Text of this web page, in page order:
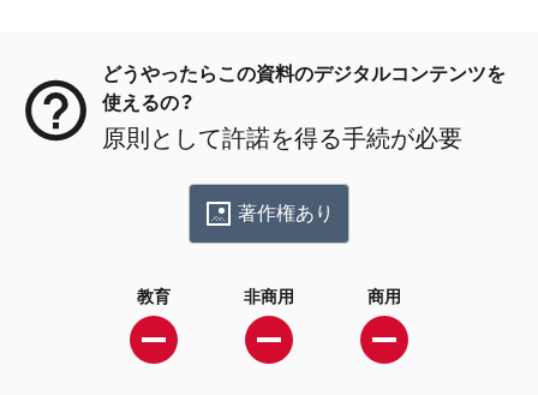
どうやったらこの資料のデジタルコンテンツを
使えるの？
原則として許諾を得る手続が必要
著作権あり
教育 非商用 商用